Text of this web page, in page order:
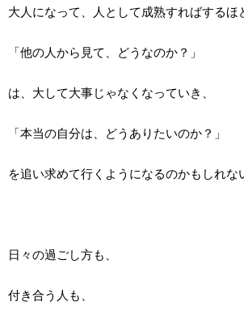
大人になって、人として成熟すればするほ
「他の人から見て、どうなのか？」
は、大して大事じゃなくなっていき、
「本当の自分は、どうありたいのか？」
を追い求めて行くようになるのかもしれな
日々の過ごし方も、
付き合う人も、